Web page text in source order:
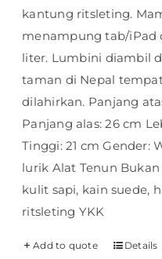
kantung ritsleting.
menampung tab/iPad
liter. Lumbini diambil
taman di Nepal
dilahirkan. Panjang
Panjang alas: 26 cm
Tinggi: 21 cm Gender:
lurik Alat Tenun Bukan
kulit sapi, kain suede,
ritsleting YKK
Add to quote Details